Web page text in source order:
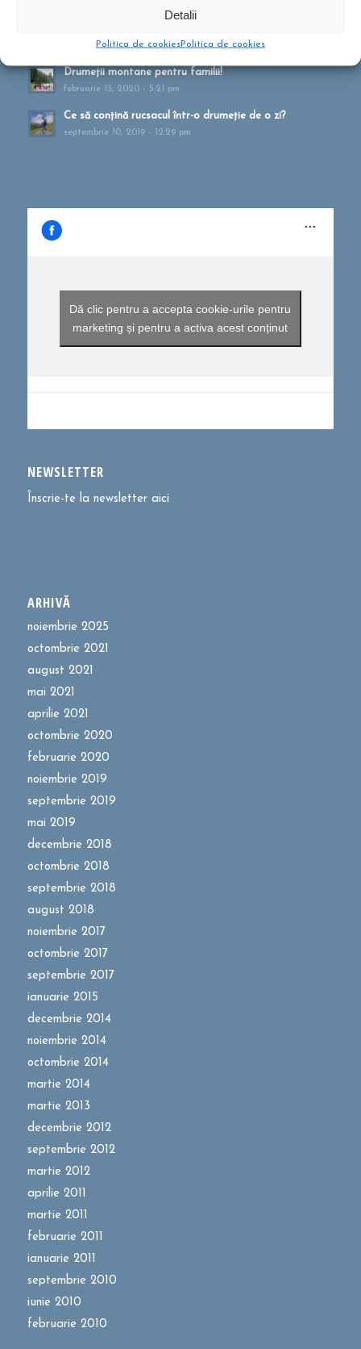
Detalii
Politica de cookiesPolitica de cookies
aprilie 20, 2021 - 1:16 pm
Drumeții montane pentru familii!
februarie 13, 2020 - 5:21 pm
Ce să conțină rucsacul într-o drumeție de o zi?
septembrie 10, 2019 - 12:29 pm
Dă clic pentru a accepta cookie-urile pentru
marketing și pentru a activa acest conținut
NEWSLETTER
Înscrie-te la newsletter aici
ARHIVĂ
noiembrie 2025
octombrie 2021
august 2021
mai 2021
aprilie 2021
octombrie 2020
februarie 2020
noiembrie 2019
septembrie 2019
mai 2019
decembrie 2018
octombrie 2018
septembrie 2018
august 2018
noiembrie 2017
octombrie 2017
septembrie 2017
ianuarie 2015
decembrie 2014
noiembrie 2014
octombrie 2014
martie 2014
martie 2013
decembrie 2012
septembrie 2012
martie 2012
aprilie 2011
martie 2011
februarie 2011
ianuarie 2011
septembrie 2010
iunie 2010
februarie 2010